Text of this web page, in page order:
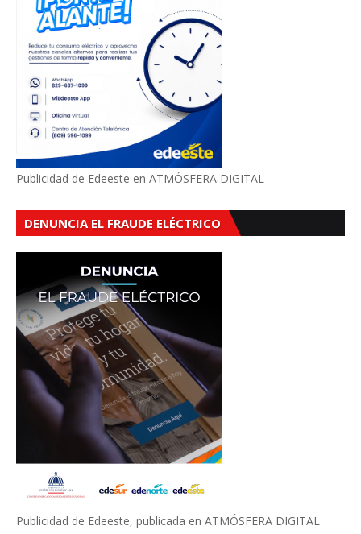
Publicidad de Edeeste en ATMÓSFERA DIGITAL
DENUNCIA EL FRAUDE ELÉCTRICO
Publicidad de Edeeste, publicada en ATMÓSFERA DIGITAL